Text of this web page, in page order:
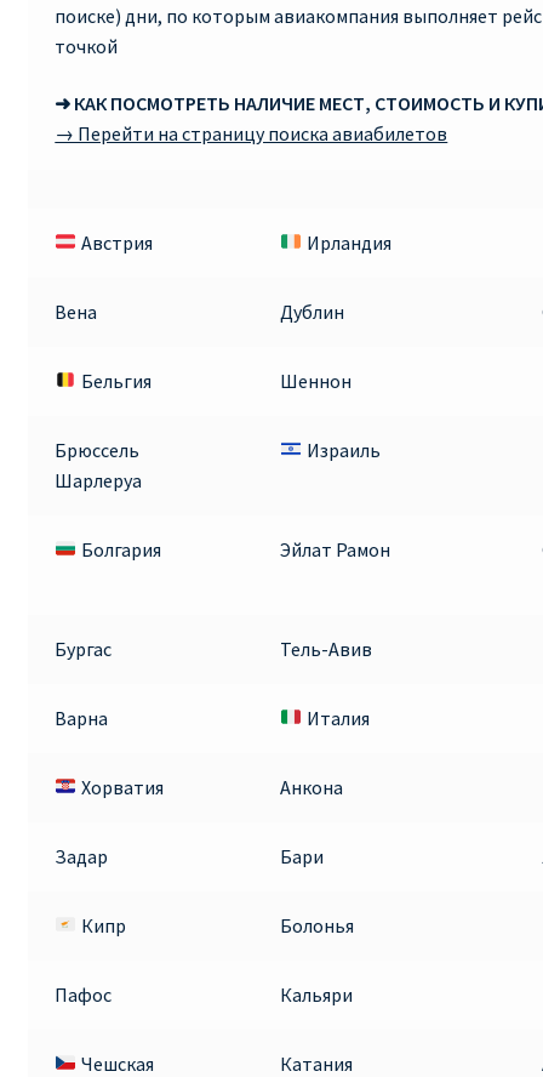
поиске) дни, по которым авиакомпания выполняет
точкой
➜ КАК ПОСМОТРЕТЬ НАЛИЧИЕ МЕСТ, СТОИМОСТЬ И
→ Перейти на страницу поиска авиабилетов
Австрия Ирландия
Вена Дублин
Бельгия Шеннон
Брюссель
Шарлеруа
Израиль
Болгария Эйлат Рамон
Бургас Тель-Авив
Варна Италия
Хорватия Анкона
Задар Бари
Кипр Болонья
Пафос Кальяри
Чешская
Катания